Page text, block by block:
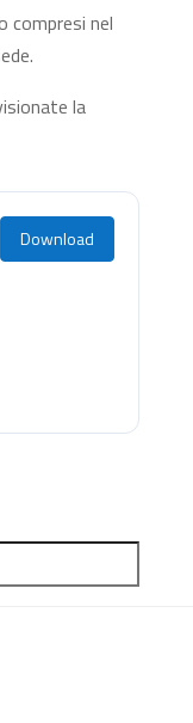
compresi nel
la
Download